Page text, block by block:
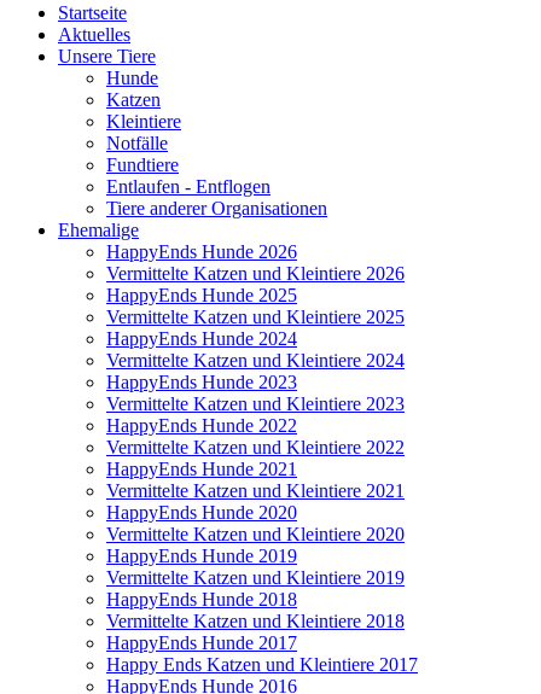
Startseite
Aktuelles
Unsere Tiere
Hunde
Katzen
Kleintiere
Notfälle
Fundtiere
Entlaufen - Entflogen
Tiere anderer Organisationen
Ehemalige
HappyEnds Hunde 2026
Vermittelte Katzen und Kleintiere 2026
HappyEnds Hunde 2025
Vermittelte Katzen und Kleintiere 2025
HappyEnds Hunde 2024
Vermittelte Katzen und Kleintiere 2024
HappyEnds Hunde 2023
Vermittelte Katzen und Kleintiere 2023
HappyEnds Hunde 2022
Vermittelte Katzen und Kleintiere 2022
HappyEnds Hunde 2021
Vermittelte Katzen und Kleintiere 2021
HappyEnds Hunde 2020
Vermittelte Katzen und Kleintiere 2020
HappyEnds Hunde 2019
Vermittelte Katzen und Kleintiere 2019
HappyEnds Hunde 2018
Vermittelte Katzen und Kleintiere 2018
HappyEnds Hunde 2017
Happy Ends Katzen und Kleintiere 2017
HappyEnds Hunde 2016